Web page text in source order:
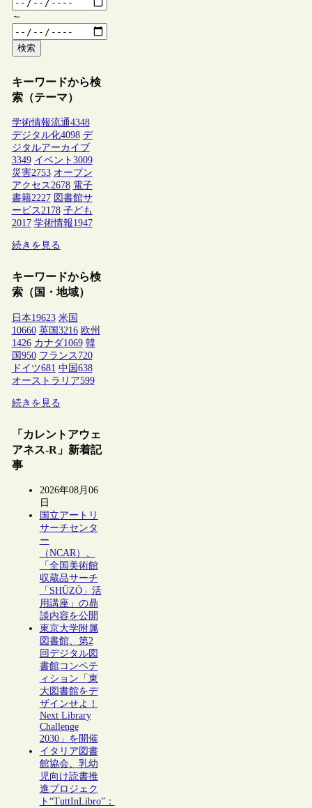
～
検索
キーワードから検
索（テーマ）
学術情報流通4348
デジタル化4098 デ
ジタルアーカイブ
3349 イベント 3009
災害2753 オープン
アクセス2678 電子
書籍2227 図書館サ
ービス2178 子ども
2017 学術情報1947
続きを見る
キーワードから検
索（国・地域）
日本19623 米国
10660 英国3216 欧州
1426 カナダ1069 韓
国950 フランス 720
ドイツ681 中国638
オーストラリア599
続きを見る
「カレントアウェ
アネス-R」新着記
事
2026年08月06
日
国立アートリ
サーチセンタ
ー
（NCAR）、
「全国美術館
収蔵品サーチ
「SHŪZŌ」活
用講座」の鼎
談内容を公開
東京大学附属
図書館、第2
回デジタル図
書館コンペテ
ィション「東
大図書館をデ
ザインせよ！
Next Library
Challenge
2030」を開催
イタリア図書
館協会、乳幼
児向け読書推
進プロジェク
ト“TuttInLibro”：